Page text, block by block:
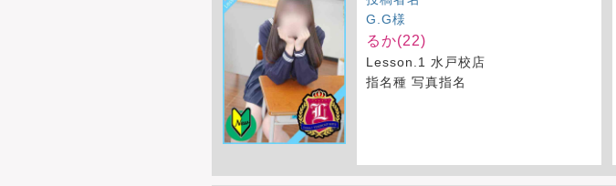
G.G様
るか(22)
Lesson.1 水戸校店
指名種 写真指名